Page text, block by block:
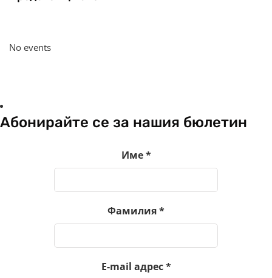
No events
Абонирайте се за нашия бюлетин
Име*
Фамилия*
E-mail адрес*